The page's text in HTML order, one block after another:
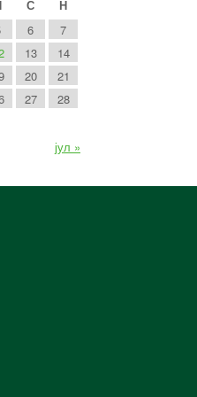
С
Н
6
7
13
14
20
21
27
28
јул »